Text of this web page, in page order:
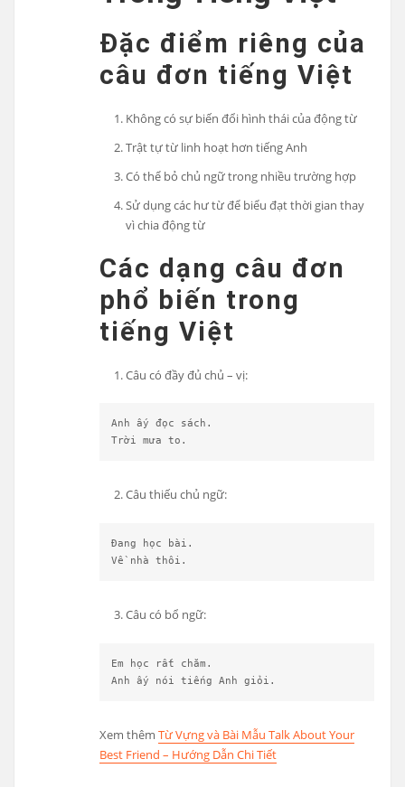
Đặc điểm riêng của
câu đơn tiếng Việt
Không có sự biến đổi hình thái của động từ
Trật tự từ linh hoạt hơn tiếng Anh
Có thể bỏ chủ ngữ trong nhiều trường hợp
Sử dụng các hư từ để biểu đạt thời gian thay
vì chia động từ
Các dạng câu đơn
phổ biến trong
tiếng Việt
Câu có đầy đủ chủ – vị:
Anh ấy đọc sách.
Trời mưa to.
Câu thiếu chủ ngữ:
Đang học bài.
Về nhà thôi.
Câu có bổ ngữ:
Em học rất chăm.
Anh ấy nói tiếng Anh giỏi.
Xem thêmTừ Vựng và Bài Mẫu Talk About Your
Best Friend – Hướng Dẫn Chi Tiết